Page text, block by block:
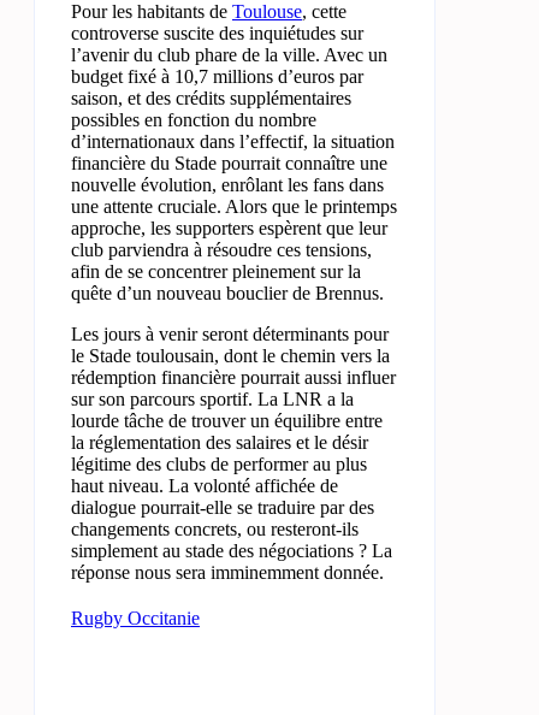
Pour les habitants de Toulouse, cette
controverse suscite des inquiétudes sur
l’avenir du club phare de la ville. Avec un
budget fixé à 10,7 millions d’euros par
saison, et des crédits supplémentaires
possibles en fonction du nombre
d’internationaux dans l’effectif, la situation
financière du Stade pourrait connaître une
nouvelle évolution, enrôlant les fans dans
une attente cruciale. Alors que le printemps
approche, les supporters espèrent que leur
club parviendra à résoudre ces tensions,
afin de se concentrer pleinement sur la
quête d’un nouveau bouclier de Brennus.
Les jours à venir seront déterminants pour
le Stade toulousain, dont le chemin vers la
rédemption financière pourrait aussi influer
sur son parcours sportif. La LNR a la
lourde tâche de trouver un équilibre entre
la réglementation des salaires et le désir
légitime des clubs de performer au plus
haut niveau. La volonté affichée de
dialogue pourrait-elle se traduire par des
changements concrets, ou resteront-ils
simplement au stade des négociations ? La
réponse nous sera imminemment donnée.
Rugby Occitanie